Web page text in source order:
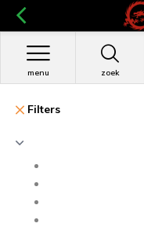
zoek
menu
Filters